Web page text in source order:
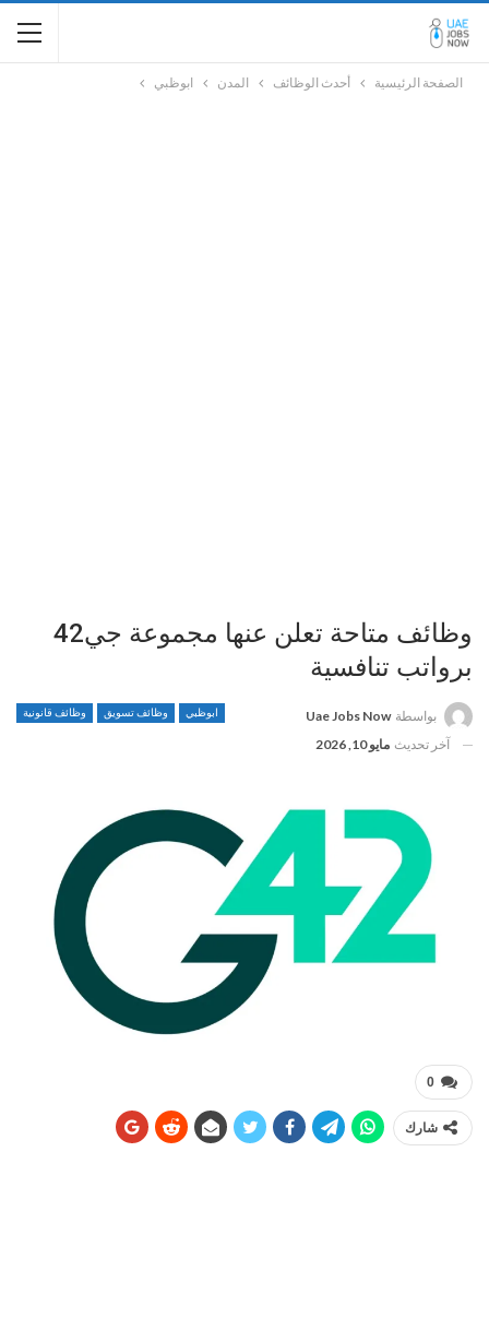
الصفحة الرئيسية أحدث الوظائف المدن ابوظبي
وظائف متاحة تعلن عنها مجموعة جي42
برواتب تنافسية
ابوظبي وظائف تسويق وظائف قانونية بواسطة Uae Jobs Now
آخر تحديث مايو 10, 2026
0
شارك